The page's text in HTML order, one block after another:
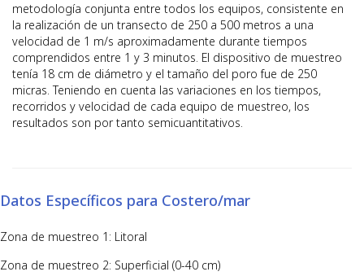
metodología conjunta entre todos los equipos, consistente en
la realización de un transecto de 250 a 500 metros a una
velocidad de 1 m/s aproximadamente durante tiempos
comprendidos entre 1 y 3 minutos. El dispositivo de muestreo
tenía 18 cm de diámetro y el tamaño del poro fue de 250
micras. Teniendo en cuenta las variaciones en los tiempos,
recorridos y velocidad de cada equipo de muestreo, los
resultados son por tanto semicuantitativos.
Datos Específicos para Costero/mar
Zona de muestreo 1: Litoral
Zona de muestreo 2: Superficial (0-40 cm)